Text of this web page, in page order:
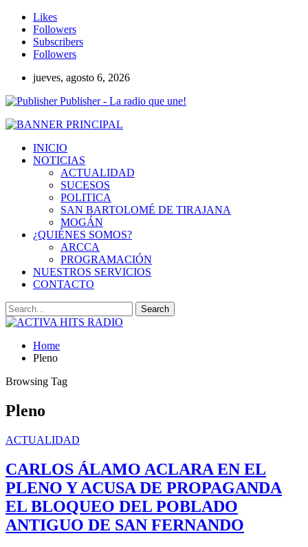
Likes
Followers
Subscribers
Followers
jueves, agosto 6, 2026
Publisher - La radio que une!
INICIO
NOTICIAS
ACTUALIDAD
SUCESOS
POLITICA
SAN BARTOLOMÉ DE TIRAJANA
MOGÁN
¿QUIÉNES SOMOS?
ARCCA
PROGRAMACIÓN
NUESTROS SERVICIOS
CONTACTO
Home
Pleno
Browsing Tag
Pleno
ACTUALIDAD
CARLOS ÁLAMO ACLARA EN EL
PLENO Y ACUSA DE PROPAGANDA
EL BLOQUEO DEL POBLADO
ANTIGUO DE SAN FERNANDO